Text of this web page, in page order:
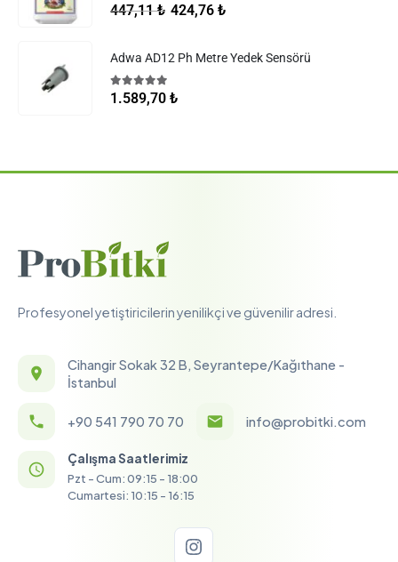
5.00 5 üzerinden
447,11₺ 424,76 ₺
Adwa AD12 Ph Metre Yedek Sensörü
5.005 üzerinden
1.589,70 ₺
Profesyonel yetiştiricilerin yenilikçi ve güvenilir adresi.
Cihangir Sokak 32 B, Seyrantepe/Kağıthane -
İstanbul
+90 541 790 70 70 info@probitki.com
Çalışma Saatlerimiz
Pzt - Cum: 09:15 - 18:00
Cumartesi: 10:15 - 16:15